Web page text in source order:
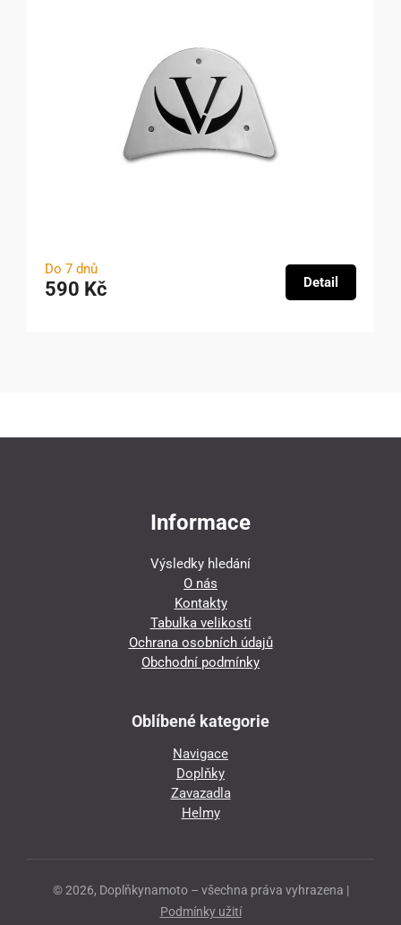
Do 7 dnů
590 Kč Detail
Informace
Výsledky hledání
O nás
Kontakty
Tabulka velikostí
Ochrana osobních údajů
Obchodní podmínky
Oblíbené kategorie
Navigace
Doplňky
Zavazadla
Helmy
© 2026, Doplňkynamoto – všechna práva vyhrazena |
Podmínky užití